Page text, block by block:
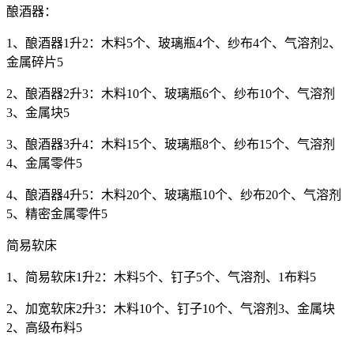
酿酒器：
1、酿酒器1升2：木料5个、玻璃瓶4个、纱布4个、气溶剂2、
金属碎片5
2、酿酒器2升3：木料10个、玻璃瓶6个、纱布10个、气溶剂
3、金属块5
3、酿酒器3升4：木料15个、玻璃瓶8个、纱布15个、气溶剂
4、金属零件5
4、酿酒器4升5：木料20个、玻璃瓶10个、纱布20个、气溶剂
5、精密金属零件5
简易软床
1、简易软床1升2：木料5个、钉子5个、气溶剂、1布料5
2、加宽软床2升3：木料10个、钉子10个、气溶剂3、金属块
2、高级布料5